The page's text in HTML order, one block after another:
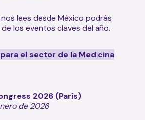
nos lees desde México podrás
los eventos claves del año.
el sector de la Medicina
2026 (París)
de 2026